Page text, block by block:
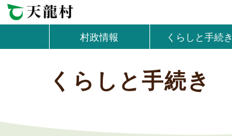
村政情報 くらしと手続き
くらしと手続き